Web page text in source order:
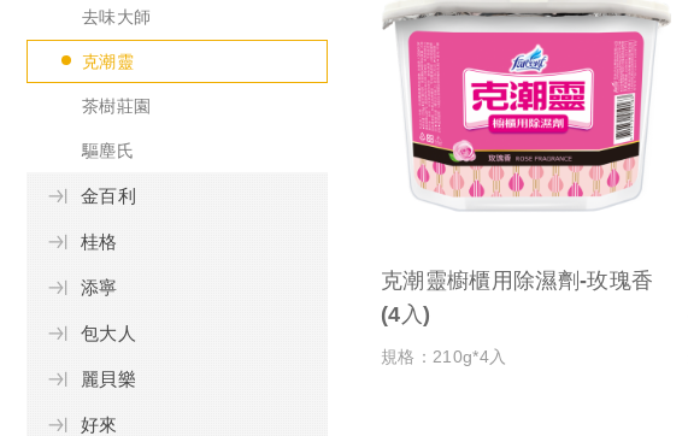
去味大師
克潮靈
茶樹莊園
驅塵氏
金百利
桂格
添寧
包大人
麗貝樂
好來
克潮靈櫥櫃用除濕劑-玫瑰香
(4入)
規格：210g*4入